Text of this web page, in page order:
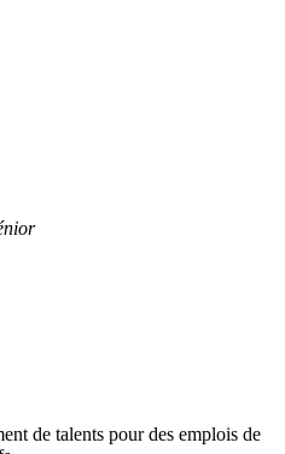
de talents pour des emplois de